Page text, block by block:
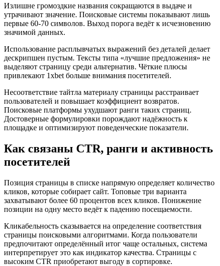
Излишне громоздкие названия сокращаются в выдаче и
утрачивают значение. Поисковые системы показывают лишь
первые 60-70 символов. Выход порога ведёт к исчезновению
значимой данных.
Использование расплывчатых выражений без деталей делает
дескрипшен пустым. Тексты типа «лучшие предложения» не
выделяют страницу среди альтернатив. Чёткие плюсы
привлекают 1xbet больше внимания посетителей.
Несоответствие тайтла материалу страницы расстраивает
пользователей и повышает коэффициент возвратов.
Поисковые платформы ухудшают ранги таких страниц.
Достоверные формулировки порождают надёжность к
площадке и оптимизируют поведенческие показатели.
Как связаны CTR, ранги и активность
посетителей
Позиция страницы в списке напрямую определяет количество
кликов, которые собирает сайт. Топовые три варианта
захватывают более 60 процентов всех кликов. Понижение
позиции на одну место ведёт к падению посещаемости.
Кликабельность сказывается на определение соответствия
страницы поисковыми алгоритмами. Когда пользователи
предпочитают определённый итог чаще остальных, система
интерпретирует это как индикатор качества. Страницы с
высоким CTR приобретают выгоду в сортировке.